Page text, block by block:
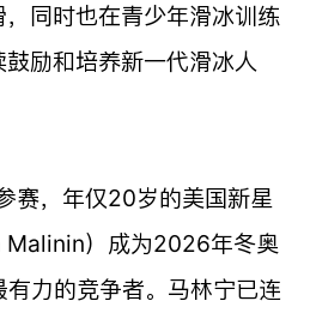
同时也在青少年滑冰训练
励和培养新一代滑冰人
赛，年仅20岁的美国新星
Malinin）成为2026年冬奥
力的竞争者。马林宁已连